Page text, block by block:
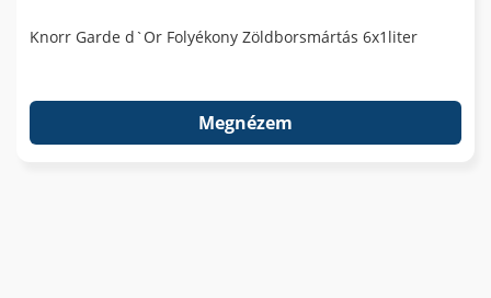
Knorr Garde d`Or Folyékony Zöldborsmártás 6x1liter
Megnézem